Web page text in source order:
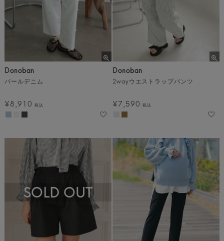
Donoban
パールデニム
¥8,910 税込
Donoban
2wayウエストラップパンツ
¥7,590 税込
SOLD OUT